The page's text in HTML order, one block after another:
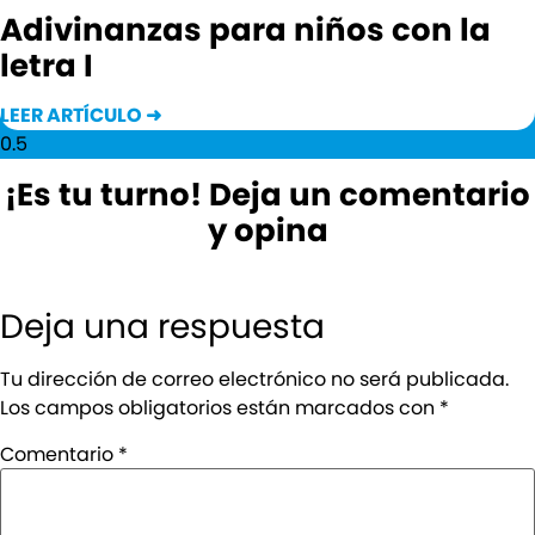
Adivinanzas para niños con la
letra I
LEER ARTÍCULO ➜
¡Es tu turno! Deja un comentario
y opina
Deja una respuesta
Tu dirección de correo electrónico no será publicada.
Los campos obligatorios están marcados con *
Comentario *